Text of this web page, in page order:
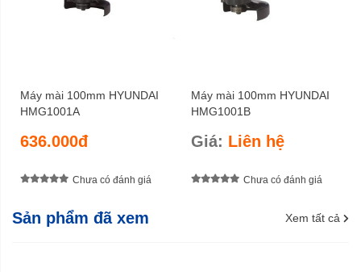
Máy mài 100mm HYUNDAI
HMG1001A
636.000đ
Chưa có đánh giá
Máy mài 100mm HYUNDAI
HMG1001B
Giá: Liên hệ
Chưa có đánh giá
Sản phẩm đã xem Xem tất cả